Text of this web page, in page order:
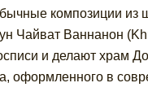
композиции из
Чайват Ваннанон
и делают храм
оформленного в